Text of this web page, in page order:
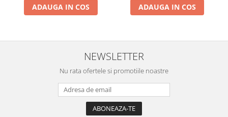
ADAUGA IN COS ADAUGA IN COS
NEWSLETTER
Nu rata ofertele si promotiile noastre